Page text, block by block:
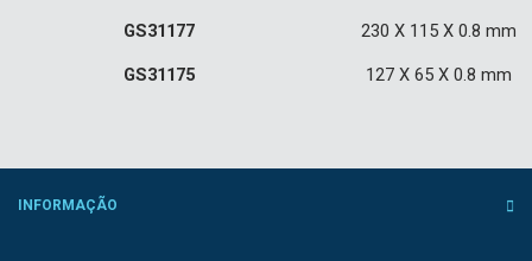
GS31177 230 X 115 X 0.8 mm
GS31175 127 X 65 X 0.8 mm
INFORMAÇÃO